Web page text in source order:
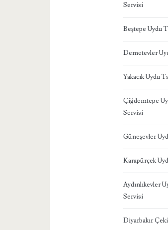
Servisi
Beştepe Uydu
Demetevler
Yakacık Uydu
Çiğdemtepe
Servisi
Güneşevler
Karapürçek
Aydınlıkevler
Servisi
Diyarbakır